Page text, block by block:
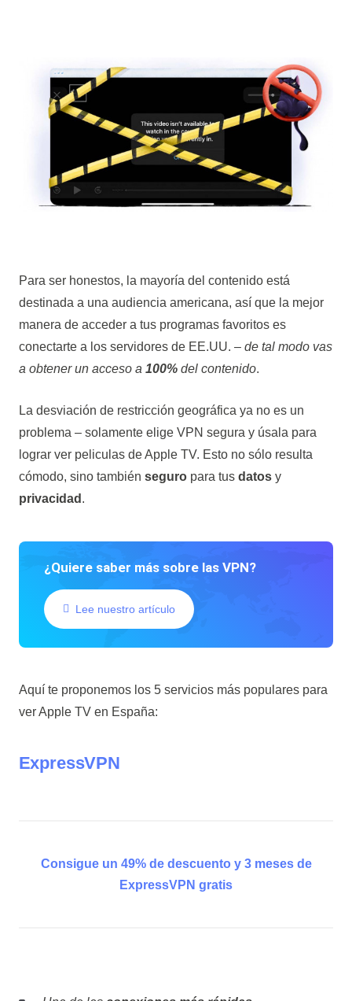
Para ser honestos, la mayoría del contenido está
destinada a una audiencia americana, así que la mejor
manera de acceder a tus programas favoritos es
conectarte a los servidores de EE.UU. – de tal modo vas
a obtener un acceso a 100%del contenido.
La desviación de restricción geográfica ya no es un
problema – solamente elige VPN seguray úsala para
lograr ver peliculas de Apple TV. Esto no sólo resulta
cómodo, sino también seguropara tus datosy
privacidad .
¿Quiere saber más sobre las VPN?
Lee nuestro artículo
Aquí te proponemos los 5 servicios más populares para
verApple TV en España:
ExpressVPN
Consigue un 49% de descuento y 3 meses de
ExpressVPN gratis